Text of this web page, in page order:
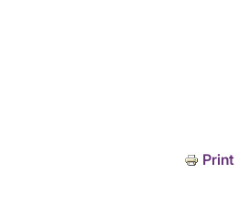
Print